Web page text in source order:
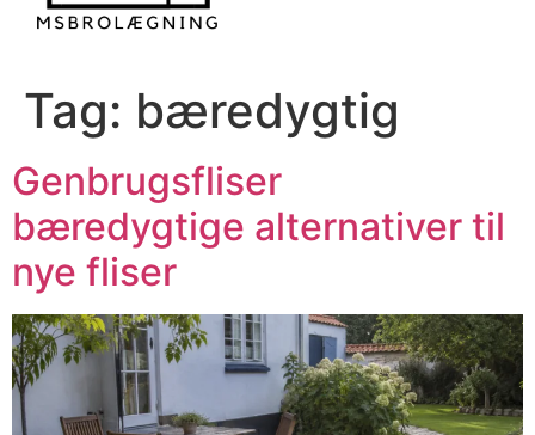
Tag: bæredygtig
Genbrugsfliser
bæredygtige alternativer til
nye fliser